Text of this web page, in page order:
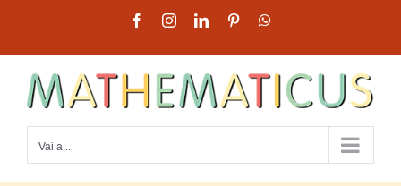
contenuto
FacebookInstagramLinkedInPinterest
Vai a...